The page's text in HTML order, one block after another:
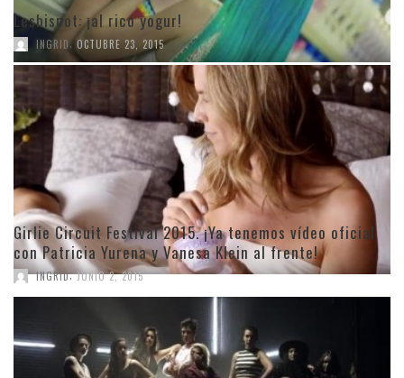
Lesbispot: ¡al rico yogur!
INGRID, OCTUBRE 23, 2015
Girlie Circuit Festival 2015. ¡Ya tenemos vídeo oficial
con Patricia Yurena y Vanesa Klein al frente!
INGRID, JUNIO 2, 2015